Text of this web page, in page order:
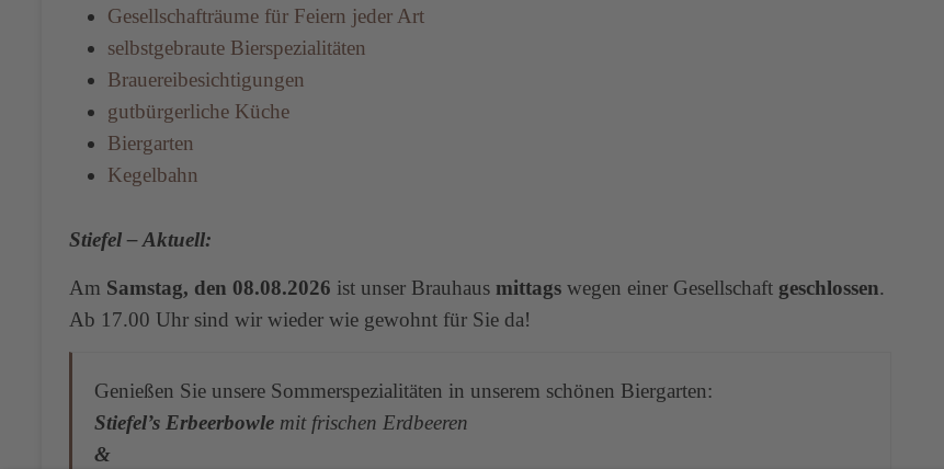
Gesellschafträume für Feiern jeder Art
selbstgebraute Bierspezialitäten
Brauereibesichtigungen
gutbürgerliche Küche
Biergarten
Kegelbahn
Stiefel – Aktuell:
Am Samstag, den 08.08.2026 ist unser Brauhaus mittags wegen einer Gesellschaft geschlossen.
Ab 17.00 Uhr sind wir wieder wie gewohnt für Sie da!
Genießen Sie unsere Sommerspezialitäten in unserem schönen Biergarten:
Stiefel’s Erbeerbowle mit frischen Erdbeeren
&